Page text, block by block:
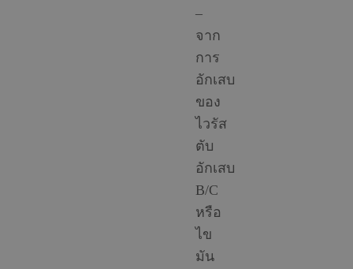
–
จาก
การ
อักเสบ
ของ
ไวรัส
ตับ
อักเสบ
B/C
หรือ
ไข
มัน